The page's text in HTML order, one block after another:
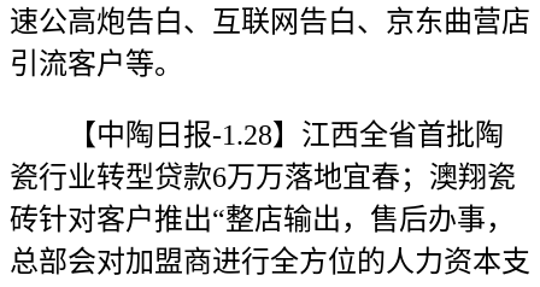
速公高炮告白、互联网告白、京东曲营店
引流客户等。
【中陶日报-1.28】江西全省首批陶
瓷行业转型贷款6万万落地宜春；澳翔瓷
砖针对客户推出“整店输出，售后办事，
总部会对加盟商进行全方位的人力资本支